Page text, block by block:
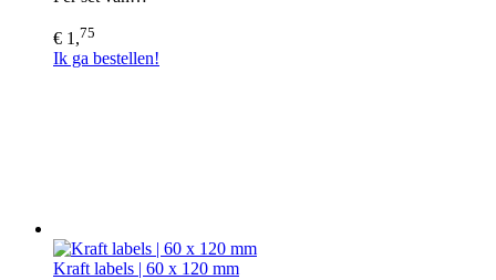
€ 1,75
Ik ga bestellen!
Kraft labels | 60 x 120 mm